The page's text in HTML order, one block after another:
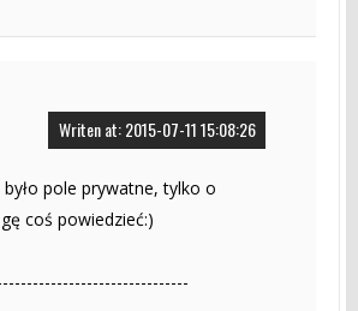
Writen at: 2015-07-11 15:08:26
pole prywatne, tylko o
coś powiedzieć:)